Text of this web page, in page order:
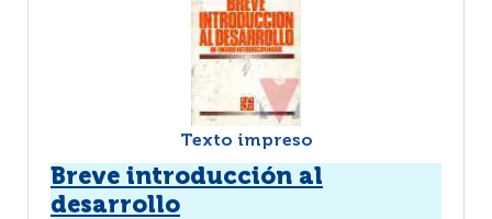
Texto impreso
Breve introducción al
desarrollo